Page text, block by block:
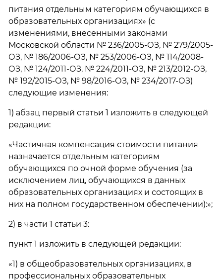
питания отдельным категориям обучающихся в
образовательных организациях» (с
изменениями, внесенными законами
Московской области № 236/2005-ОЗ, № 279/2005-
ОЗ, № 186/2006-ОЗ, № 253/2006-ОЗ, № 114/2008-
ОЗ, № 124/2011-ОЗ, № 224/2011-ОЗ, № 213/2012-ОЗ,
№ 192/2015-ОЗ, № 98/2016-ОЗ, № 234/2017-ОЗ)
следующие изменения:
1) абзац первый статьи 1 изложить в следующей
редакции:
«Частичная компенсация стоимости питания
назначается отдельным категориям
обучающихся по очной форме обучения (за
исключением лиц, обучающихся в данных
образовательных организациях и состоящих в
них на полном государственном обеспечении):»;
2) в части 1 статьи 3:
пункт 1 изложить в следующей редакции:
«1) в общеобразовательных организациях, в
профессиональных образовательных